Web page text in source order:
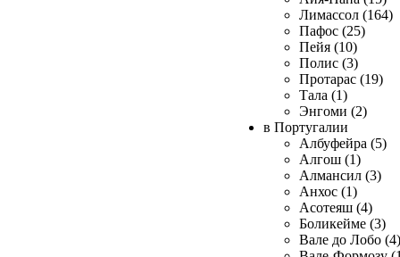
Лимассол (164)
Пафос (25)
Пейя (10)
Полис (3)
Протарас (19)
Тала (1)
Энгоми (2)
в Португалии
Албуфейра (5)
Алгош (1)
Алмансил (3)
Анхос (1)
Асотеяш (4)
Боликейме (3)
Вале до Лобо (4)